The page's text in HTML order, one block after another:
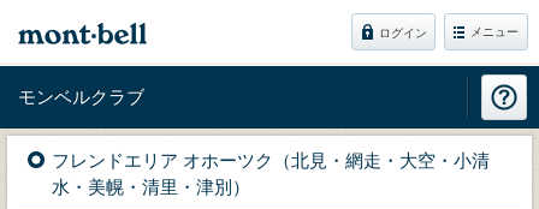
ログイン メニュー
モンベルクラブ
フレンドエリア オホーツク（北見・網走・大空・小清
水・美幌・清里・津別）